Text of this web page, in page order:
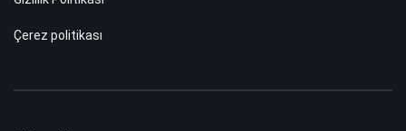
Çerez politikası